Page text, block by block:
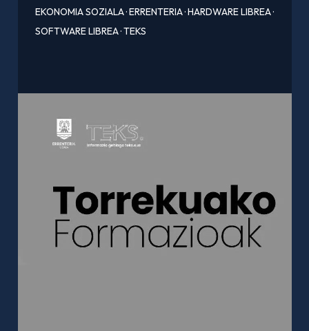
EKONOMIA SOZIALA·ERRENTERIA·HARDWARE LIBREA·
SOFTWARE LIBREA·TEKS